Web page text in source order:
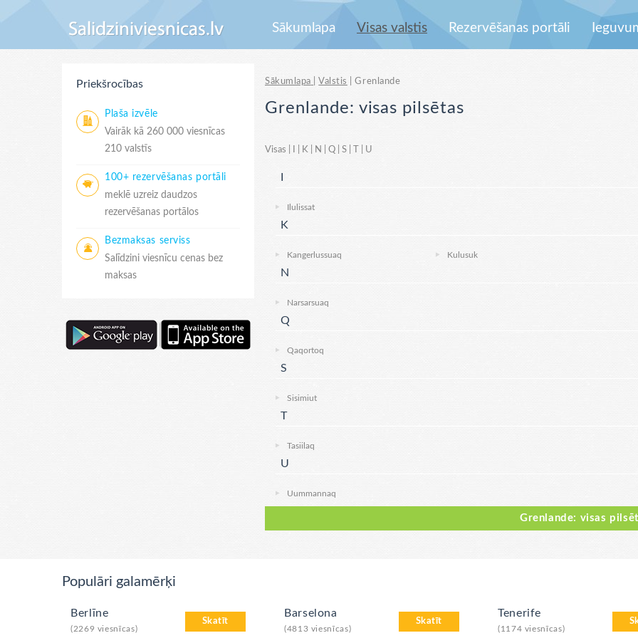
Sākumlapa Visas valstis Rezervēšanas portāli
Priekšrocības
Plaša izvēle
Vairāk kā 260 000 viesnīcas
210 valstīs
100+ rezervēšanas portāli
meklē uzreiz daudzos
rezervēšanas portālos
Bezmaksas serviss
Salīdzini viesnīcu cenas bez
maksas
Sākumlapa |Valstis | Grenlande
Grenlande: visas pilsētas
Visas K N Q S U
Ilulissat
K
Kangerlussuaq Kulusuk
N
Narsarsuaq
Q
Qaqortoq
S
Sisimiut
T
Tasiilaq
U
Uummannaq
Grenlande: visas
Populāri galamērķi
Skatīt
Berlīne
(2269 viesnīcas)
Skatīt
Barselona
(4813 viesnīcas)
Tenerife
(1174 viesnīcas)